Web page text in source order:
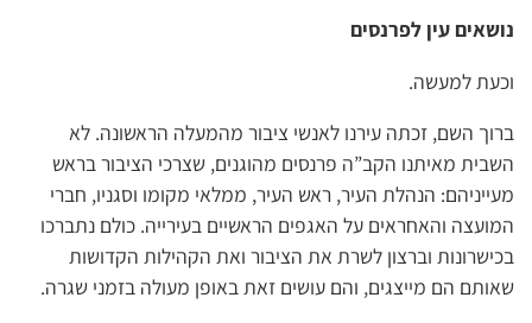
נושאים עין לפרנסים
וכעת למעשה.
ברוך השם, זכתה עירנו לאנשי ציבור מהמעלה הראשונה. לא
השבית מאיתנו הקב”ה פרנסים מהוגנים, שצרכי הציבור בראש
מעייניהם: הנהלת העיר, ראש העיר, ממלאי מקומו וסגניו, חברי
המועצה והאחראים על האגפים הראשיים בעירייה. כולם נתברכו
בכישרונות וברצון לשרת את הציבור ואת הקהילות הקדושות
שאותם הם מייצגים, והם עושים זאת באופן מעולה בזמני שגרה.